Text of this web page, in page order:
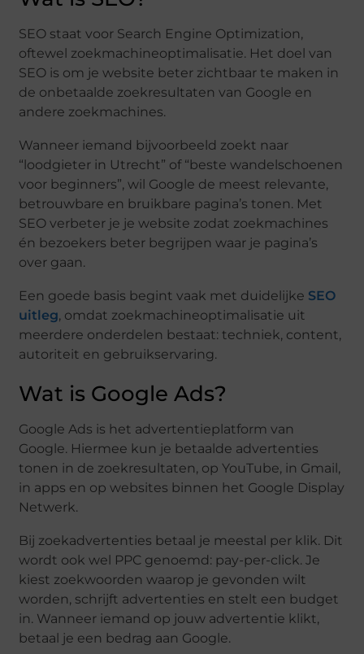
SEO staat voor Search Engine Optimization,
oftewel zoekmachineoptimalisatie. Het doel van
SEO is om je website beter zichtbaar te maken in
de onbetaalde zoekresultaten van Google en
andere zoekmachines.
Wanneer iemand bijvoorbeeld zoekt naar
“loodgieter in Utrecht” of “beste wandelschoenen
voor beginners”, wil Google de meest relevante,
betrouwbare en bruikbare pagina’s tonen. Met
SEO verbeter je je website zodat zoekmachines
én bezoekers beter begrijpen waar je pagina’s
over gaan.
Een goede basis begint vaak met duidelijke SEO
uitleg, omdat zoekmachineoptimalisatie uit
meerdere onderdelen bestaat: techniek, content,
autoriteit en gebruikservaring.
Wat is Google Ads?
Google Ads is het advertentieplatform van
Google. Hiermee kun je betaalde advertenties
tonen in de zoekresultaten, op YouTube, in Gmail,
in apps en op websites binnen het Google Display
Netwerk.
Bij zoekadvertenties betaal je meestal per klik. Dit
wordt ook wel PPC genoemd: pay-per-click. Je
kiest zoekwoorden waarop je gevonden wilt
worden, schrijft advertenties en stelt een budget
in. Wanneer iemand op jouw advertentie klikt,
betaal je een bedrag aan Google.